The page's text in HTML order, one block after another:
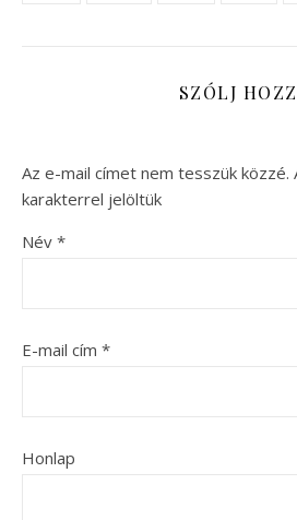
SZÓLJ
Az e-mail címet nem tesszük közzé.
karakterrel jelöltük
Név *
E-mail cím *
Honlap